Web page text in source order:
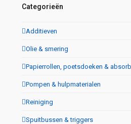
Categorieën
Additieven
Olie & smering
Papierrollen, poetsdoeken &
Pompen & hulpmaterialen
Reiniging
Spuitbussen & triggers